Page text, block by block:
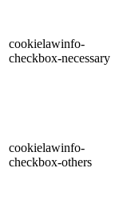
cookielawinfo-
checkbox-necessary
cookielawinfo-
checkbox-others